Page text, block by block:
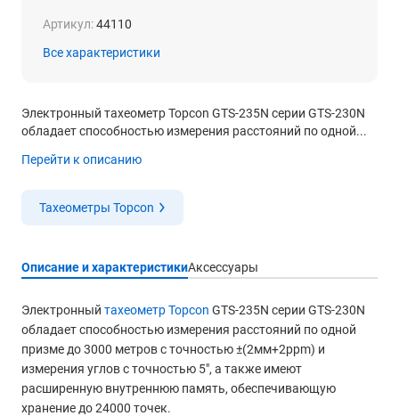
Артикул:44110
Все характеристики
Электронный тахеометр Topcon GTS-235N серии GTS-230N
обладает способностью измерения расстояний по одной...
Перейти к описанию
Тахеометры Topcon
Описание и характеристикиАксессуары
Электронный тахеометр Topcon GTS-235N серии GTS-230N
обладает способностью измерения расстояний по одной
призме до 3000 метров с точностью ±(2мм+2ppm) и
измерения углов с точностью 5", а также имеют
расширенную внутреннюю память, обеспечивающую
хранение до 24000 точек.